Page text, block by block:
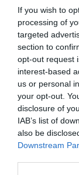
If you wish to
processing of
targeted
section to
opt-out request
interest-based
us or personal
your opt-out.
disclosure of
IAB’s list of
also be
Downstream